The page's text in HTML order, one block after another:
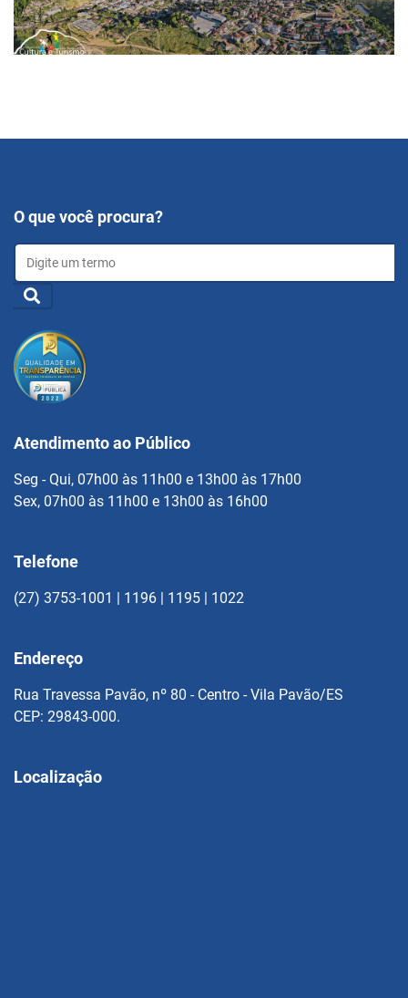
O que você procura?
Atendimento ao Público
Seg - Qui, 07h00 às 11h00 e 13h00 às 17h00
Sex, 07h00 às 11h00 e 13h00 às 16h00
Telefone
(27) 3753-1001 | 1196 | 1195 | 1022
Endereço
Rua Travessa Pavão, nº 80 - Centro - Vila Pavão/ES
CEP: 29843-000.
Localização